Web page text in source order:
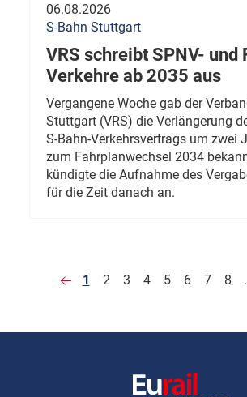
06.08.2026
S-Bahn Stuttgart
VRS schreibt SPNV- und
Verkehre ab 2035 aus
Vergangene Woche gab der
Stuttgart (VRS) die Verlängerung
S-Bahn-Verkehrsvertrags um zwei
zum Fahrplanwechsel 2034
kündigte die Aufnahme des
für die Zeit danach an.
1 2 3 4 5 6 7 8